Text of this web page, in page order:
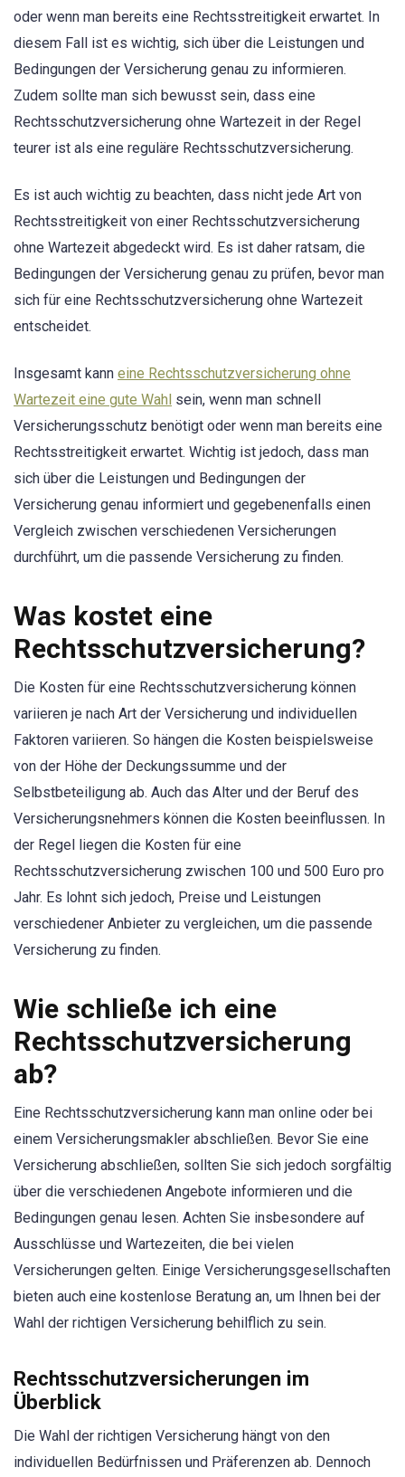
oder wenn man bereits eine Rechtsstreitigkeit erwartet. In
diesem Fall ist es wichtig, sich über die Leistungen und
Bedingungen der Versicherung genau zu informieren.
Zudem sollte man sich bewusst sein, dass eine
Rechtsschutzversicherung ohne Wartezeit in der Regel
teurer ist als eine reguläre Rechtsschutzversicherung.
Es ist auch wichtig zu beachten, dass nicht jede Art von
Rechtsstreitigkeit von einer Rechtsschutzversicherung
ohne Wartezeit abgedeckt wird. Es ist daher ratsam, die
Bedingungen der Versicherung genau zu prüfen, bevor man
sich für eine Rechtsschutzversicherung ohne Wartezeit
entscheidet.
Insgesamt kann eine Rechtsschutzversicherung ohne
Wartezeit eine gute Wahl sein, wenn man schnell
Versicherungsschutz benötigt oder wenn man bereits eine
Rechtsstreitigkeit erwartet. Wichtig ist jedoch, dass man
sich über die Leistungen und Bedingungen der
Versicherung genau informiert und gegebenenfalls einen
Vergleich zwischen verschiedenen Versicherungen
durchführt, um die passende Versicherung zu finden.
Was kostet eine
Rechtsschutzversicherung?
Die Kosten für eine Rechtsschutzversicherung können
variieren je nach Art der Versicherung und individuellen
Faktoren variieren. So hängen die Kosten beispielsweise
von der Höhe der Deckungssumme und der
Selbstbeteiligung ab. Auch das Alter und der Beruf des
Versicherungsnehmers können die Kosten beeinflussen. In
der Regel liegen die Kosten für eine
Rechtsschutzversicherung zwischen 100 und 500 Euro pro
Jahr. Es lohnt sich jedoch, Preise und Leistungen
verschiedener Anbieter zu vergleichen, um die passende
Versicherung zu finden.
Wie schließe ich eine
Rechtsschutzversicherung
ab?
Eine Rechtsschutzversicherung kann man online oder bei
einem Versicherungsmakler abschließen. Bevor Sie eine
Versicherung abschließen, sollten Sie sich jedoch sorgfältig
über die verschiedenen Angebote informieren und die
Bedingungen genau lesen. Achten Sie insbesondere auf
Ausschlüsse und Wartezeiten, die bei vielen
Versicherungen gelten. Einige Versicherungsgesellschaften
bieten auch eine kostenlose Beratung an, um Ihnen bei der
Wahl der richtigen Versicherung behilflich zu sein.
Rechtsschutzversicherungen im
Überblick
Die Wahl der richtigen Versicherung hängt von den
individuellen Bedürfnissen und Präferenzen ab. Dennoch